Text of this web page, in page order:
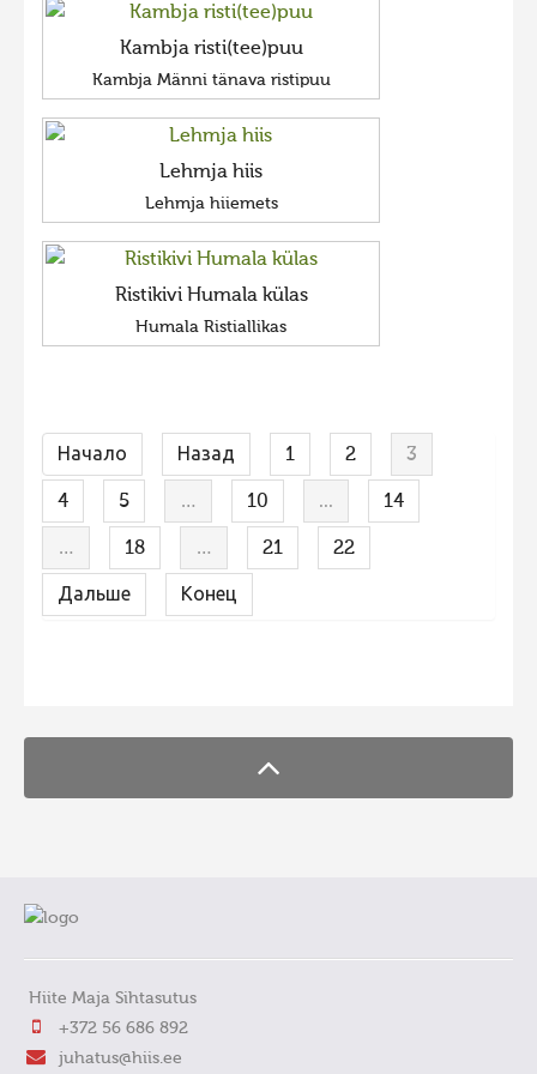
Kambja risti(tee)puu
Kambja Männi tänava ristipuu
Lehmja hiis
Lehmja hiiemets
Ristikivi Humala külas
Humala Ristiallikas
Начало Назад 1 2 3
4 5 … 10 ... 14
… 18 … 21 22
Дальше Конец
Hiite Maja Sihtasutus
+372 56 686 892
juhatus@hiis.ee